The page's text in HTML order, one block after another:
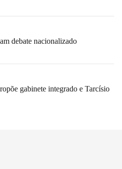
debate nacionalizado
gabinete integrado e Tarcísio